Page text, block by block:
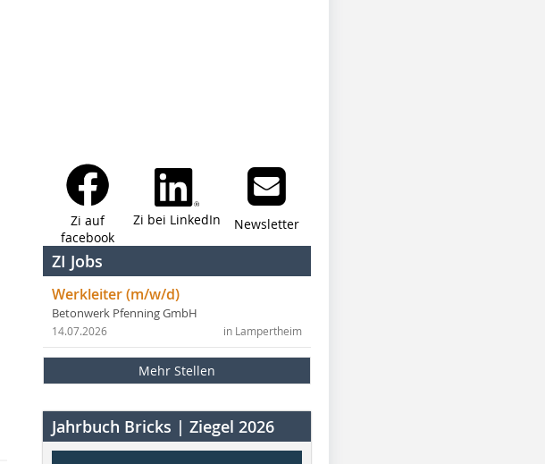
Zi auf
facebook
Zi bei LinkedIn Newsletter
ZI Jobs
Werkleiter (m/w/d)
Betonwerk Pfenning GmbH
in Lampertheim
14.07.2026
Mehr Stellen
Jahrbuch Bricks | Ziegel 2026